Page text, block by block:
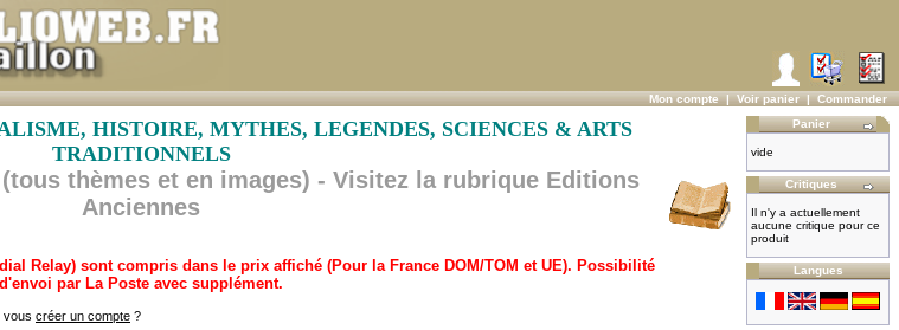
Mon compte|Voir panier|Commander
HISTOIRE, MYTHES, LEGENDES, SCIENCES & ARTS
TRADITIONNELS
(tous thèmes et en images) - Visitez la rubrique Editions
Anciennes
Relay) sont compris dans le prix affiché (Pour la France DOM/TOM et UE). Possibilité
d'envoi par La Poste avec supplément.
vous créer un compte ?
Panier
vide
Critiques
Il n'y a actuellement
aucune critique pour ce
produit
Langues